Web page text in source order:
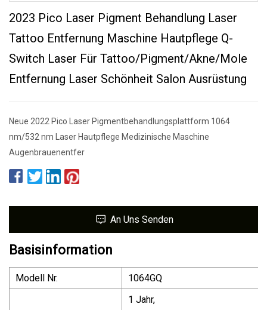
2023 Pico Laser Pigment Behandlung Laser
Tattoo Entfernung Maschine Hautpflege Q-
Switch Laser Für Tattoo/Pigment/Akne/Mole
Entfernung Laser Schönheit Salon Ausrüstung
Neue 2022 Pico Laser Pigmentbehandlungsplattform 1064
nm/532 nm Laser Hautpflege Medizinische Maschine
Augenbrauenentfer
An Uns Senden
Basisinformation
Modell Nr. 1064GQ
1 Jahr,